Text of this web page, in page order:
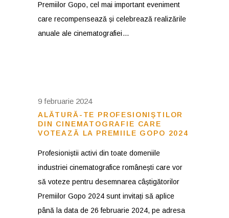
Premiilor Gopo, cel mai important eveniment
care recompensează și celebrează realizările
anuale ale cinematografiei
9 februarie 2024
ALĂTURĂ-TE PROFESIONIȘTILOR
DIN CINEMATOGRAFIE CARE
VOTEAZĂ LA PREMIILE GOPO 2024
Profesioniștii activi din toate domeniile
industriei cinematografice românești care vor
să voteze pentru desemnarea câștigătorilor
Premiilor Gopo 2024 sunt invitați să aplice
până la data de 26 februarie 2024, pe adresa